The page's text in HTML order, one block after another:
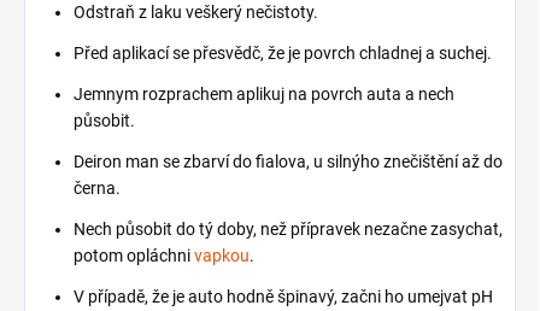
Odstraň z laku veškerý nečistoty.
Před aplikací se přesvědč, že je povrch chladnej a suchej.
Jemnym rozprachem aplikuj na povrch auta a nech
působit.
Deiron man se zbarví do fialova, u silnýho znečištění až do
černa.
Nech působit do tý doby, než přípravek nezačne zasychat,
potom opláchnivapkou.
V případě, že je auto hodně špinavý, začni ho umejvat pH